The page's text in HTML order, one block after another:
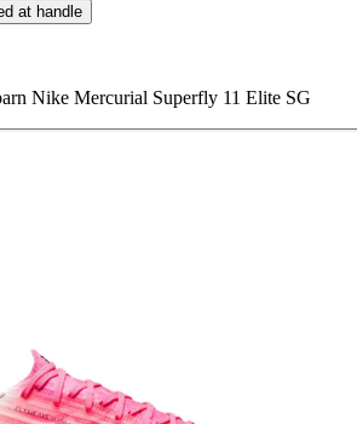
at handle
Nike Mercurial Superfly 11 Elite SG